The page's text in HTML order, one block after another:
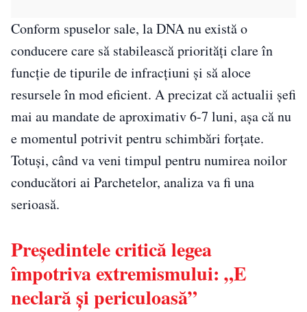
Conform spuselor sale, la DNA nu există o
conducere care să stabilească priorități clare în
funcție de tipurile de infracțiuni și să aloce
resursele în mod eficient. A precizat că actualii șefi
mai au mandate de aproximativ 6-7 luni, așa că nu
e momentul potrivit pentru schimbări forțate.
Totuși, când va veni timpul pentru numirea noilor
conducători ai Parchetelor, analiza va fi una
serioasă.
Președintele critică legea
împotriva extremismului: „E
neclară și periculoasă”